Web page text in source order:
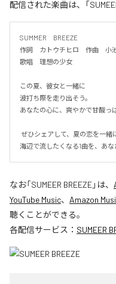
配信された楽曲は、「
SUMMER　BREEZE
作詞　カトウチヒロ　作曲　小
歌唱　理想の少女
この夏、彼女と一緒に
波打ち際を走り出そう。
あなたの心に、爽やかで甘酸っ
海辺で流したくなる1曲を、あな
なお「SUMEER BREEZE」は、
YouTube Music、 Amazon
聴くことができる。
各配信サービス： SUMEER